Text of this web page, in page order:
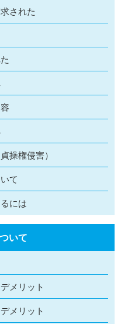
された
操権侵害）
て
には
いて
メリット
メリット